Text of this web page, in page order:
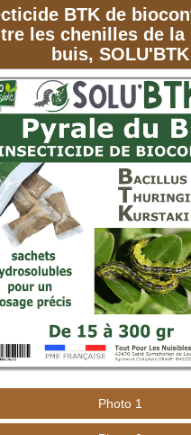
BTK de
les chenilles de la
buis, SOLU'BTK
Photo 1